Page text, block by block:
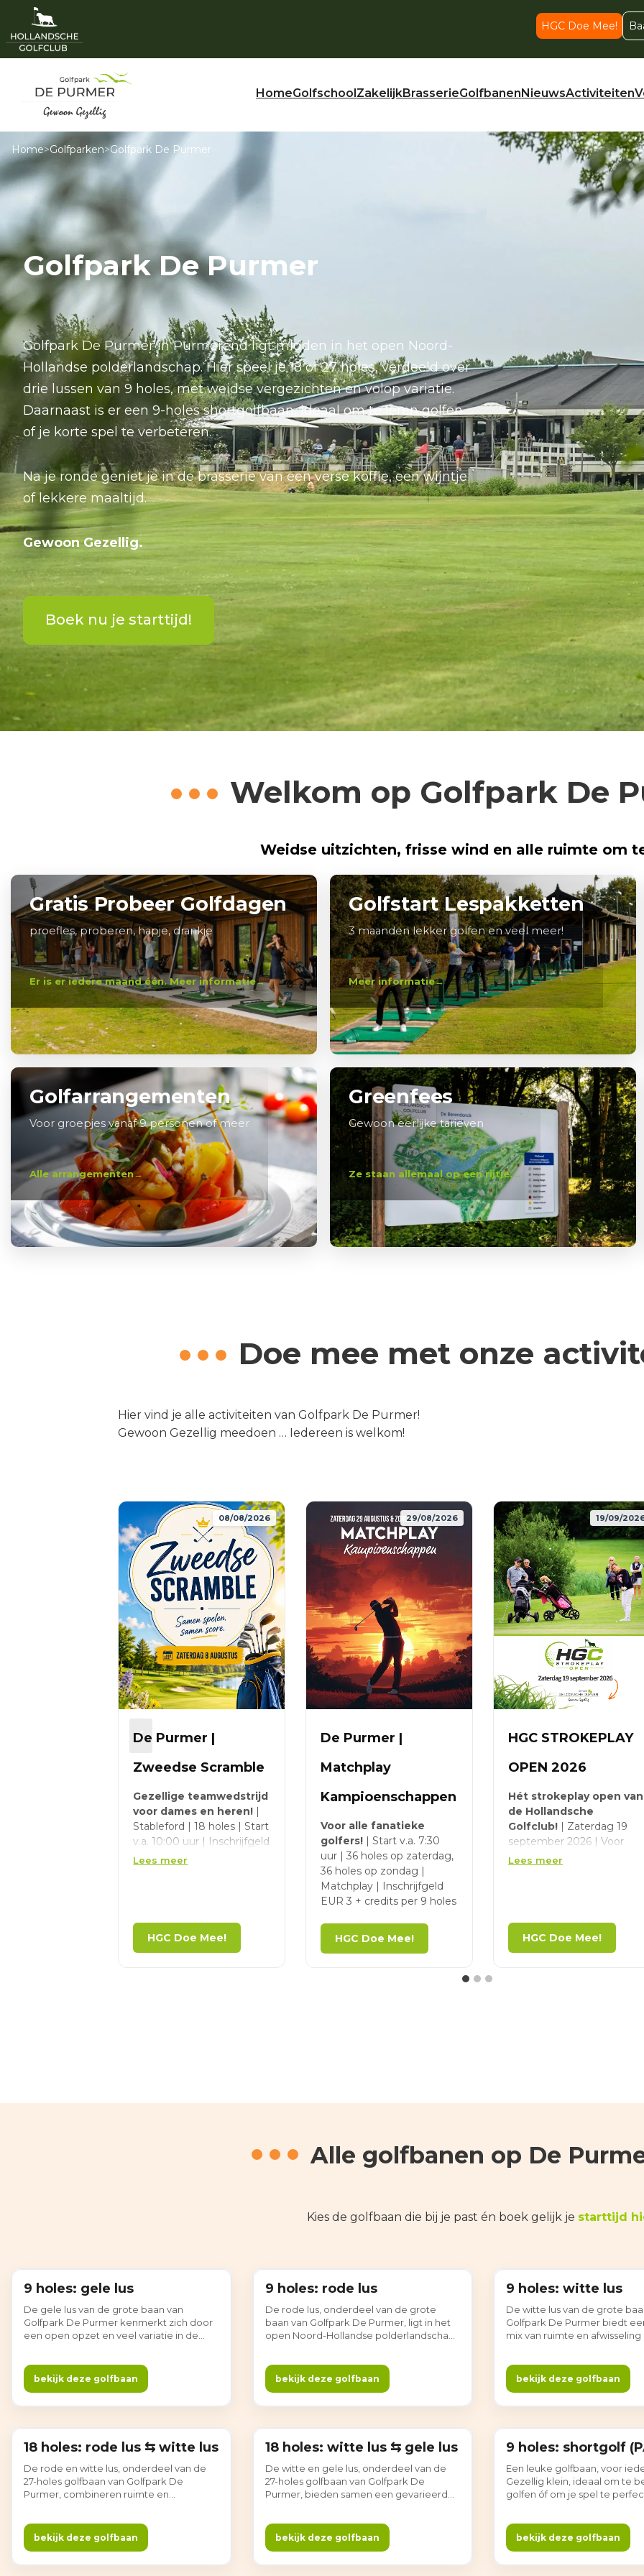
HGC Doe Mee!
HomeGolfschoolZakelijkBrasserieGolfbanenNieuwsActiviteiten
Home>Golfparken>Golfpark De Purmer
Golfpark De Purmer
Golfpark De Purmer in Purmerend ligt midden in het open Noord-
Hollandse polderlandschap. Hier speel je 18 of 27 holes, verdeeld over
drie lussen van 9 holes, met weidse vergezichten en volop variatie.
Daarnaast is er een 9-holes shortgolfbaan, ideaal om te leren golfen
of je korte spel te verbeteren.
Na je ronde geniet je in de brasserie van een verse koffie, een wijntje
of lekkere maaltijd.
Gewoon Gezellig.
Boek nu je starttijd!
Welkom op Golfpark De
Weidse uitzichten, frisse wind en alle ruimte om
Gratis Probeer Golfdagen
proefles, proberen, hapje, drankje
Er is er iedere maand één. Meer informatie
Golfstart Lespakketten
3 maanden lekker golfen en veel meer!
Meer informatie
Golfarrangementen
Voor groepjes vanaf 9 personen of meer
Alle arrangementen
Greenfees
Gewoon eerlijke tarieven
Ze staan allemaal op een rijtje.
Doe mee met onze
Hier vind je alle activiteiten van Golfpark De Purmer!
Gewoon Gezellig meedoen … Iedereen is welkom!
08/08/2026
De Purmer |
Zweedse Scramble
Gezellige teamwedstrijd
voor dames en heren! |
Stableford | 18 holes | Start
v.a. 10:00 uur | Inschrijfgeld
EUR 3 + credits per 9 holes
strokeplay gespeeld en de
tweede 9 holes is op basis
van stableford.
Lees meer
HGC Doe Mee!
29/08/2026
De Purmer |
Matchplay
Kampioenschappen
Voor alle fanatieke
golfers! | Start v.a. 7:30
uur | 36 holes op zaterdag,
36 holes op zondag |
Matchplay | Inschrijfgeld
EUR 3 + credits per 9 holes
HGC Doe Mee!
19/09/
HGC STROKEPLAY
OPEN 2026
Hét strokeplay open van
de Hollandsche
Golfclub! | Zaterdag 19
september 2026 | Voor
dames én heren met een
Meer informatie
Lees meer
HGC Doe Mee!
Alle golfbanen op De
Kies de golfbaan die bij je past én boek gelijk je starttijd
9 holes
9 holes: gele lus
De gele lus van de grote baan van
Golfpark De Purmer kenmerkt zich door
een open opzet en veel variatie in de
greens bepalen het spel, terwijl rust en
overzicht de ronde kenmerken. Gewoon
bekijk deze golfbaan
9 holes
9 holes: rode lus
De rode lus, onderdeel van de grote
baan van Golfpark De Purmer, ligt in het
open Noord-Hollandse polderlandschap.
overzichtelijke en afwisselende ronde,
met volop ruimte in het spel. Gewoon
bekijk deze golfbaan
9 holes
9 holes: witte lus
De witte lus van de grote
Golfpark De Purmer biedt
mix van ruimte en afwisseling
zichtlijnen maken deze lus fijn
spelen, met steeds wisselende
bekijk deze golfbaan
18 holes
18 holes: rode lus ⇆ witte lus
De rode en witte lus, onderdeel van de
27-holes golfbaan van Golfpark De
Purmer, combineren ruimte en
waterpartijen maken elke ronde
overzichtelijk en ontspannen om te
bekijk deze golfbaan
18 holes
18 holes: witte lus ⇆ gele lus
De witte en gele lus, onderdeel van de
27-holes golfbaan van Golfpark De
Purmer, bieden samen een gevarieerde
zorgt voor afwisseling in het spel, in een
typisch open polderomgeving. Gewoon
bekijk deze golfbaan
9 holes
9 holes: shortgolf
Een leuke golfbaan, voor
Gezellig klein, ideaal om te
golfen óf om je spel te
bekijk deze golfbaan